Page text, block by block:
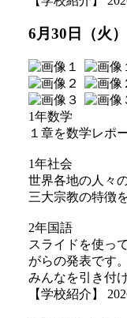
6月30日（火
1年数学
１章を数学レポ
1年社会
世界各地の人々
三大宗教の特徴
2年国語
スライドを使っ
がらの発表です
みんなを引き付
【学校紹介】